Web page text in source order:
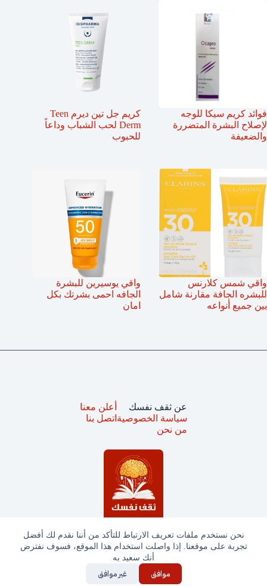
نحن نستخدم ملفات تعريف الارتباط للتأكد من أننا نقدم لك أفضل
تجربة على موقعنا. إذا واصلت استخدام هذا الموقع، فسوف نفترض
أنك سعيد به
موافق غير موافق
فوائد كريم سيكا للوجه
لإصلاح البشرة المتضررة
والضعيفة
كريم جل تين ديرم Teen
Derm لحب الشباب وداعاً
للحبوب
واقي شمس كلارنس
للبشره الجافة مقارنة شامل
بين جميع أنواعه
واقي يوسيرين للبشرة
الجافه احمى بشرتك بكل
امان
جميع الحقوق محفوظة © ثقف نفسك 2025
عن ثقف نفسك
سياسة الخصوصية
من نحن
أعلن معنا
اتصل بنا